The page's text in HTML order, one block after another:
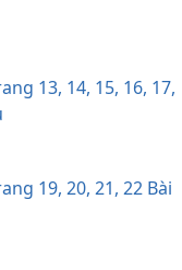
13, 14, 15, 16, 17,
19, 20, 21, 22 Bài